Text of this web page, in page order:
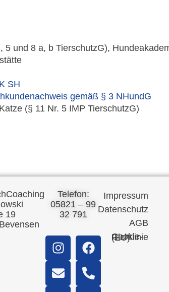
und 8 a, b TierschutzG),
SH
gemäß § 3 NHundG
(§ 11 Nr. 5 IMP TierschutzG)
19
Telefon:
05821 – 99
32 791
I
n
s
t
F
a
e
E
n
v
e
P
h
n
W
h
a
t
S
h
p
Impressum
Datenschutz
AGB
Cookie-Richtlinie (EU)